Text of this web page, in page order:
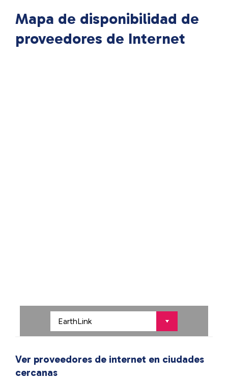
Mapa de disponibilidad de
proveedores de Internet
Ver proveedores de internet en ciudades
cercanas